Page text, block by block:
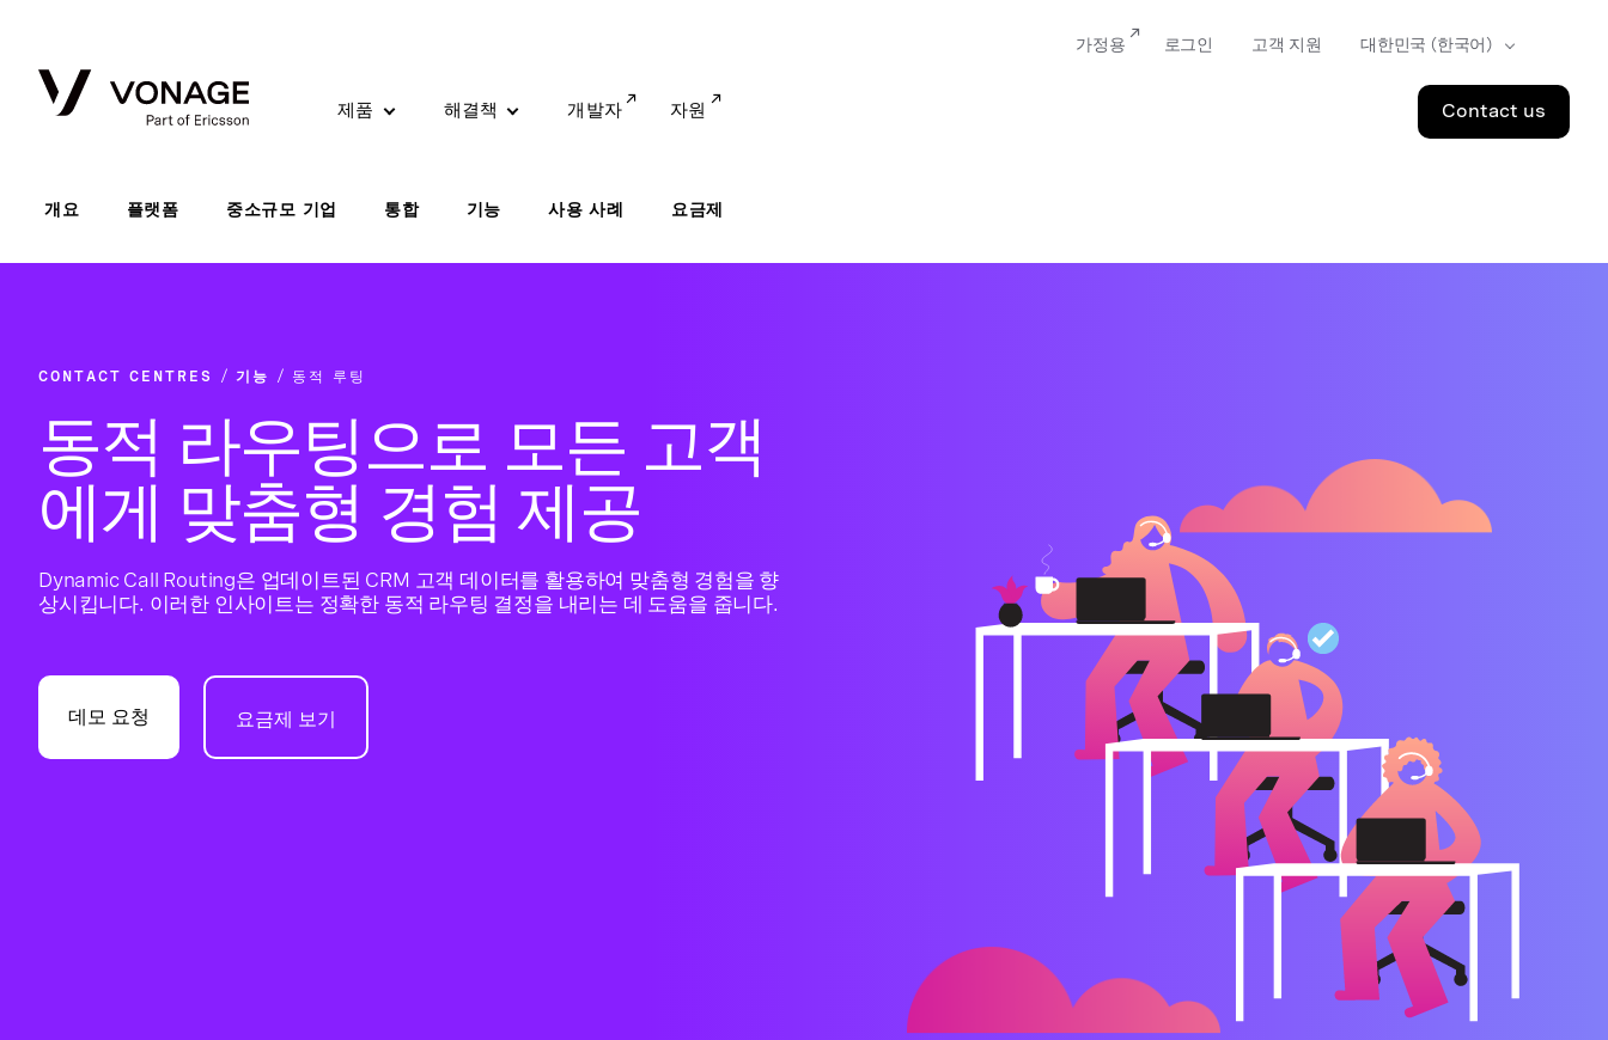
제품 해결책 개발자 자원 Contact us
가정용 로그인 고객 지원
개요 플랫폼 중소규모 기업 통합 기능 사용 사례 요금제
CONTACT CENTRES 기능 동적 루팅
동적 라우팅으로 모든 고객
에게 맞춤형 경험 제공
Dynamic Call Routing은 업데이트된 CRM 고객 데이터를 활용하여 맞춤형 경험을 향
상시킵니다. 이러한 인사이트는 정확한 동적 라우팅 결정을 내리는 데 도움을 줍니다.
데모 요청 요금제 보기